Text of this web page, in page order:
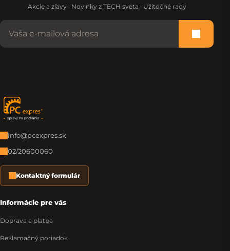
Akcie a zľavy · Novinky z TECH sveta · Užitočné rady
Zápätie
info@pcexpres.sk
02/20600060
Kontaktný formulár
Informácie pre vás
Doprava a platba
Reklamačný poriadok